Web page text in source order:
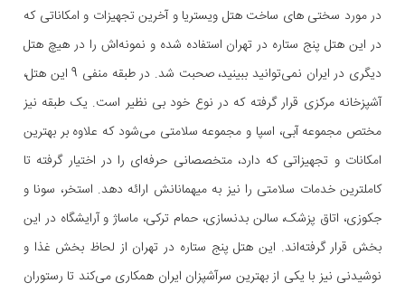
در مورد سختی های ساخت هتل ویستریا و آخرین تجهیزات و امکاناتی که
در این هتل پنج ستاره در تهران استفاده شده و نمونه‌اش را در هیچ هتل
دیگری در ایران نمی‌توانید ببینید، صحبت شد. در طبقه منفی 9 این هتل،
آشپزخانه مرکزی قرار گرفته که در نوع خود بی نظیر است. یک طبقه نیز
مختص مجموعه آبی، اسپا و مجموعه سلامتی می‌شود که علاوه بر بهترین
امکانات و تجهیزاتی که دارد، متخصصانی حرفه‌ای را در اختیار گرفته تا
کاملترین خدمات سلامتی را نیز به میهمانانش ارائه دهد. استخر، سونا و
جکوزی، اتاق پزشک، سالن بدنسازی، حمام ترکی، ماساژ و آرایشگاه در این
بخش قرار گرفته‌اند. این هتل پنج ستاره در تهران از لحاظ بخش غذا و
نوشیدنی نیز با یکی از بهترین سرآشپزان ایران همکاری می‌کند تا رستوران